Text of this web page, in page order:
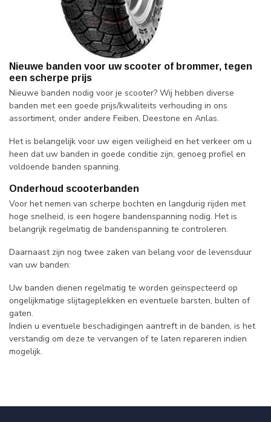
Nieuwe banden voor uw scooter of brommer, tegen
een scherpe prijs
Nieuwe banden nodig voor je scooter? Wij hebben diverse
banden met een goede prijs/kwaliteits verhouding in ons
assortiment, onder andere Feiben, Deestone en Anlas.
Het is belangelijk voor uw eigen veiligheid en het verkeer om u
heen dat uw banden in goede conditie zijn, genoeg profiel en
voldoende banden spanning.
Onderhoud scooterbanden
Voor het nemen van scherpe bochten en langdurig rijden met
hoge snelheid, is een hogere bandenspanning nodig. Het is
belangrijk regelmatig de bandenspanning te controleren.
Daarnaast zijn nog twee zaken van belang voor de levensduur
van uw banden:
Uw banden dienen regelmatig te worden geïnspecteerd op
ongelijkmatige slijtageplekken en eventuele barsten, bulten of
gaten.
Indien u eventuele beschadigingen aantreft in de banden, is het
verstandig om deze te vervangen of te laten repareren indien
mogelijk.